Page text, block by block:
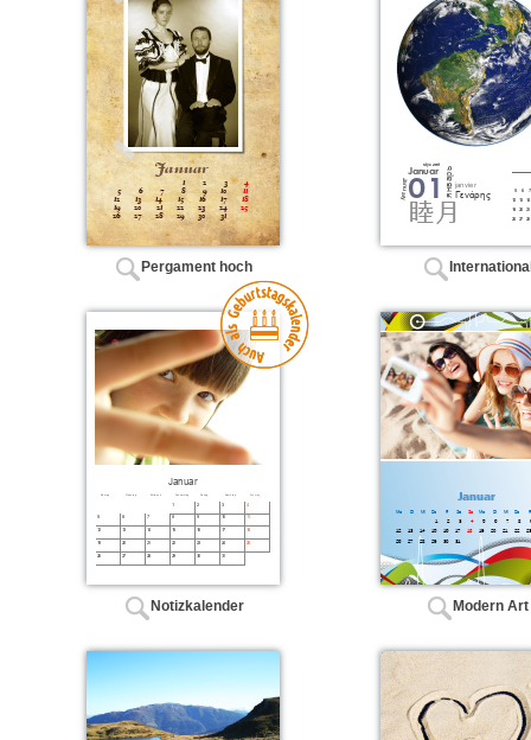
Pergament hoch
Notizkalender Modern Art